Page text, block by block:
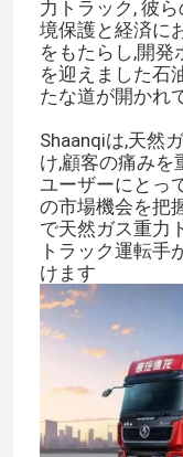
力トラック, 彼
境保護と経済に
をもたらし,開発
を迎えました石
たな道が開かれ
Shaanqiは,天然
け,顧客の痛みを
ユーザーにとっ
の市場機会を把
で天然ガス重力
トラック運転手
けます